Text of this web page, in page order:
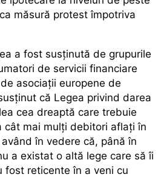
măsură protest împotriva
a fost susținută de grupurile
de servicii financiare
asociații europene de
că Legea privind darea
cea dreaptă care trebuie
cât mai mulți debitori aflați în
în vedere că, până în
a existat o altă lege care să îi
fost reticente în a veni cu